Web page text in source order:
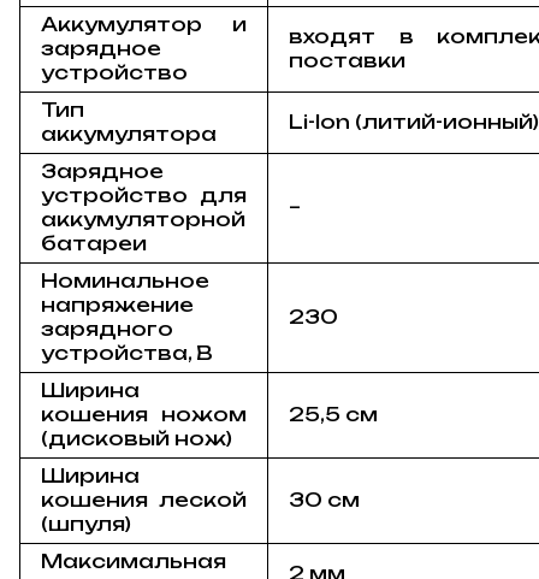
Аккумулятор и
зарядное
устройство
входят в
поставки
Тип
аккумулятора
Li-Ion (литий-ионный)
Зарядное
устройство для
аккумуляторной
батареи
–
Номинальное
напряжение
зарядного
устройства, В
230
Ширина
кошения ножом
(дисковый нож)
25,5 см
Ширина
кошения леской
(шпуля)
30 см
Максимальная
2 мм